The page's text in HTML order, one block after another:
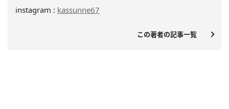
instagram : kassunne67
この著者の記事一覧